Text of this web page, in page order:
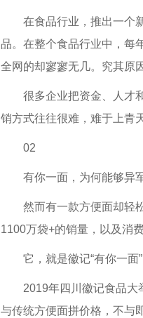
在食品行业，推出一个
品。在整个食品行业中，每
全网的却寥寥无几。究其原
很多企业把资金、人才
销方式往往很难，难于上青
02
有你一面，为何能够异
然而有一款方便面却轻
1100万袋+的销量，以及消
它，就是徽记“有你一面”
2019年四川徽记食品大
与传统方便面拼价格，不与